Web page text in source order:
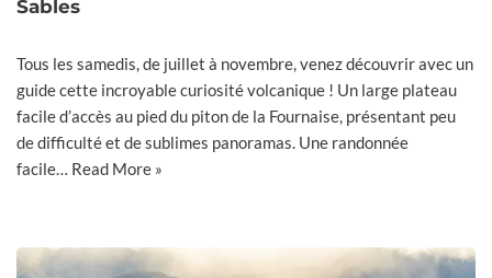
Sables
Tous les samedis, de juillet à novembre, venez découvrir avec un
guide cette incroyable curiosité volcanique ! Un large plateau
facile d’accès au pied du piton de la Fournaise, présentant peu
de difficulté et de sublimes panoramas. Une randonnée
facile… Read More »